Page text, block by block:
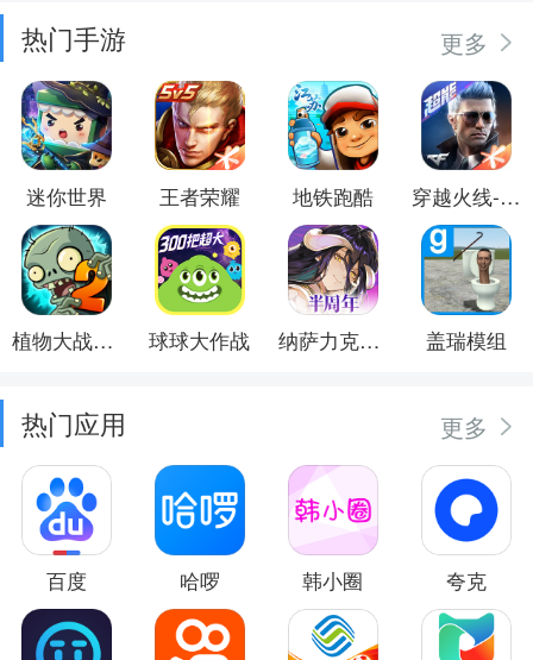
热门手游 更多
迷你世界 王者荣耀 地铁跑酷 穿越火线-枪战王者
植物大战僵尸2 球球大作战 纳萨力克之王 盖瑞模组
热门应用 更多
百度 哈啰 韩小圈 夸克